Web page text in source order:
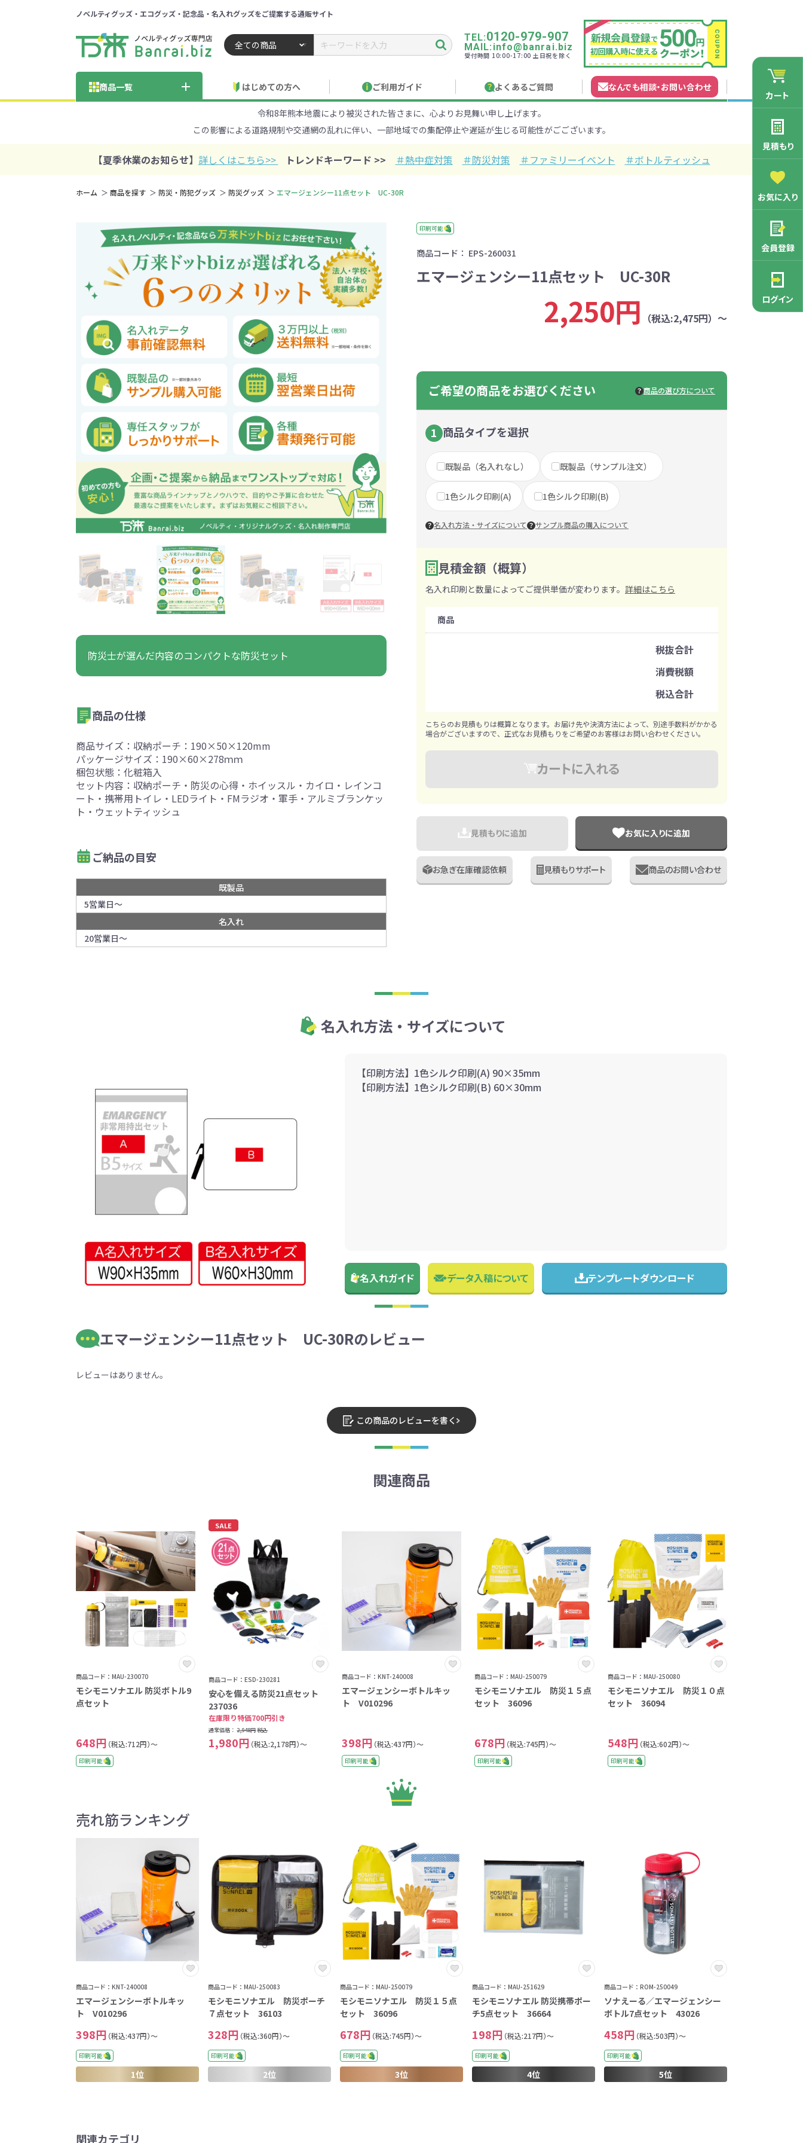
ノベルティグッズ・エコグッズ・記念品・名入れグッズをご提案する通販サイト
ノベルティ 専門店 万来ドットbiz ／ 名入れ・販促品・記念品・オリジナルグッズ
商品一覧
エコバッグ・トートバッ
グ全般
コットントートバッグ
オーガニックコットン
バッグ
キャンバストートバッ
グ
不織布バッグ
ポリエステルバッグ デニムバッグ シャンブリックバッグ 保冷バッグ
マルシェバッグ ランチバッグ サコッシュ
巾着・リュック全般 コットン巾着・リュック 不織布巾着・リュック
ポリエステル巾着・リュ
ック
ポーチ全般
クリア・ビニールポー
ポリエステルポーチ コットンポーチ キャンバスポーチ
デニムポーチ フラットポーチ
着せ替えチャーム対象
ケース全般 財布 コインケース カードケース マルチケース
マグカップ全般 陶器マグカップ プラスチックマグカップ
ステンレス・アルミマグカッ
プ
ガラスマグカップ
湯のみ
タンブラー・ボトル・グラス
タンブラー・ボトル・グ
ラス全般
ステンレスタンブラー
ー
アルミボトル クリアボトル ペットボトルホルダー
ペン・筆記用具
ペン・筆記用具全般 単色ボールペン
文具・ステーショナリー
文具・ステーショナリー
全般
付箋
電子メモパッド ペンケース
マグネット クリップ
スマホ・タブレットグッ
ズ全般
モバイルバッテリー・充
電器
タッチペン
イヤフォン・ヘッドセッ
ト
スマホ対応手袋 その他
パソコングッズ全般 USBグッズ
生活用品・生活雑貨全
般
工具 その他
トイレットペーパー ボックスティッシュ ボトルティッシュ
照明 アロマ・フレグランス
植物栽培セット その他
ブランケット・ひざ掛け キッチングッズ
キッチングッズ全般 キッチンツール 箸・お弁当グッズ カトラリー コースター
ボウル・プレート
スポンジ・ペーパー・ク
ロス
ラップ・ビニール
防災・防犯グッズ
防災・防犯グッズ全般 防災グッズ 防犯グッズ 防災セット ホイッスル
ライト・ランタン
美容・健康グッズ
美容・健康グッズ全般 入浴剤 美容グッズ ミラー マスク
マスクケース 健康グッズ 加湿器
除菌・感染対策グッズ
全般
マスク マスクケース
ウェットティッシュ・ティ
ッシュ
除菌液
抗菌グッズ 石鹸・洗剤 啓発グッズ
タオル・ハンカチ
タオル・ハンカチ全般
うちわ・扇子・ファン
ファン
アウトドア・レジャーグッズ
その他
ひんやりグッズ全般
あったかグッズ
あったかグッズ全般
靴下
お菓子・食品・飲料
お菓子・食品・飲料全般
～50円 51～100円 101～150円
301～500円 501～1000円 1001～2000円
5001～10000円 10001円以上
展示会・セミナー全般 展示会向けバッグ 展示会向けノベルティ
再生素材・エコ素材全
般
再生コットン 再生ＰＥＴ 再生樹脂 リサイクルレザー
オーガニックコットン ラバーウッド
コルク 竹・バンブーファイバー ジュート
バイオマス EVA素材 ライスレジン 生分解性素材
ＦＳＣ認証
社会貢献機能付き
社会貢献機能付き全般 フェアトレード 樹を・サンゴを植える
来店・成約プレゼント 営業活動ツール・粗品
お絵かき・ぬりえイベントセ
ット
手作り・工作イベントセット 定番イベントセット 子供向け抽選会セット
女性向け抽選会セット 季節の抽選会セット
季節のグッズ
季節のグッズ全般 春のノベルティ 夏のノベルティ 秋のノベルティ 冬のノベルティ
子供向け全般 お菓子系 文具・知育玩具系 イベント・抽選会
貨
防犯・安心グッズ
女性向け全般 ファッション雑貨 エコ・アイデア雑貨 キッチン雑貨 生活雑貨
シニア向け
シニア向け全般 健康・癒しグッズ 防犯グッズ モバイル・PCグッズ 生活雑貨
訪日外国人・インバウンド向
け
訪日外国人・インバウ
ンド向け全般
和風・和雑貨
100円以下の人気エコバッグ 展示会ノベルティ特集 フルカラー印刷で訴求力UP 名入れ印刷バッグ特集
春のノベルティ特集 夏のノベルティ特集 秋のノベルティ特集
地球にやさしいエコグッズ エココレ（おしゃれなエコグッズ）
展示会向けバッグ特集
体育祭・文化祭・運動会におす
すめのノベルティ オリジナルグ
和のノベルティ特集
スマホに役立つノベルティグッ
ズ
防犯・防災対策ノベルティ
官公庁・自治体向け全
般
SDGs推進 環境保全 交通安全 消防・救急グッズ
学校・教育グッズ
ス向け
学校・PTA・オープンキ
ャンパス向け全般
バッグ・ポーチ 記念品
メーカー向け
メーカー向け全般 アパレル 住宅・不動産
店舗向け全般 カーディーラー 美容系サロン
はじめての方へ ご利用ガイド
見積もり作成について のし・包装 名入れガイド
よくあるご質問 なんでも相談・お問い合わせ
見積もりサポート お急ぎ在庫確認
TEL:0120-979-907
MAIL:info@banrai.biz
受付時間 10:00-17:00 土日祝を除く
カート
見積もり
お気に入り
会員登録
ログイン
令和8年熊本地震により被災された皆さまに、心よりお見舞い申し上げます。
この影響による道路規制や交通網の乱れに伴い、一部地域での集配停止や遅延が生じる可能性がごございます。
【夏季休業のお知らせ】 詳しくはこちら>> トレンドキーワード >> ＃熱中症対策 ＃防災対策 ＃ファミリーイベント ＃ボトルティッシュ
ホーム 商品を探す 防災・防犯グッズ 防災グッズ エマージェンシー11点セット UC-30R
印刷可能
商品コード： EPS-260031
エマージェンシー11点セット UC-30R
2,250円 （税込:2,475円）～
防災士が選んだ内容のコンパクトな防災セット
商品の仕様
商品サイズ：収納ポーチ：190×50×120mm
パッケージサイズ：190×60×278ｍｍ
梱包状態：化粧箱入
セット内容：収納ポーチ・防災の心得・ホイッスル・カイロ・レインコ
ート・携帯用トイレ・LEDライト・FMラジオ・軍手・アルミブランケッ
ト・ウェットティッシュ
ご納品の目安
既製品
5営業日～
名入れ
20営業日～
ご希望の商品をお選びください 商品の選び方について
1 商品タイプを選択
既製品（名入れなし） 既製品（サンプル注文）
1色シルク印刷(A) 1色シルク印刷(B)
名入れ方法・サイズについて サンプル商品の購入について
2 数量を入力
購入条件
既製品：30セットから
※既製品サンプルは各色3個まで
見積金額（概算）
名入れ印刷と数量によってご提供単価が変わります。 詳細はこちら
商品
税抜合計
消費税額
税込合計
こちらのお見積もりは概算となります。お届け先や決済方法によって、別途手数料がかかる
場合がございますので、正式なお見積もりをご希望のお客様はお問い合わせください。
カートに入れる
見積もりに追加 お気に入りに追加
お急ぎ在庫確認依頼 見積もりサポート 商品のお問い合わせ
名入れ方法・サイズについて
【印刷方法】1色シルク印刷(A) 90×35mm
【印刷方法】1色シルク印刷(B) 60×30mm
名入れガイド データ入稿について テンプレートダウンロード
エマージェンシー11点セット UC-30Rのレビュー
レビューはありません。
この商品のレビューを書く
関連商品
商品コード：MAU-230070
モシモニソナエル 防災ボトル9
点セット
648円 （税込:712円）～
印刷可能
SALE
商品コード：ESD-230281
安心を備える防災21点セット
237036
在庫限り特価700円引き
通常価格： 2,948円税込
1,980円 （税込:2,178円）～
商品コード：KNT-240008
エマージェンシーボトルキッ
ト V010296
398円 （税込:437円）～
印刷可能
商品コード：MAU-250079
モシモニソナエル 防災１５点
セット 36096
678円 （税込:745円）～
印刷可能
商品コード：MAU-250080
モシモニソナエル 防災１０点
セット 36094
548円 （税込:602円）～
印刷可能
売れ筋ランキング
商品コード：KNT-240008
エマージェンシーボトルキッ
ト V010296
398円 （税込:437円）～
印刷可能
1位
商品コード：MAU-250083
モシモニソナエル 防災ポーチ
７点セット 36103
328円 （税込:360円）～
印刷可能
2位
商品コード：MAU-250079
モシモニソナエル 防災１５点
セット 36096
678円 （税込:745円）～
印刷可能
3位
商品コード：MAU-251629
モシモニソナエル 防災携帯ポー
チ5点セット 36664
198円 （税込:217円）～
印刷可能
4位
商品コード：ROM-250049
ソナえーる／エマージェンシー
ボトル7点セット 43026
458円 （税込:503円）～
印刷可能
5位
関連カテゴリ